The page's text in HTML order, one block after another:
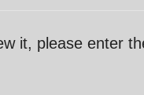
it, please enter